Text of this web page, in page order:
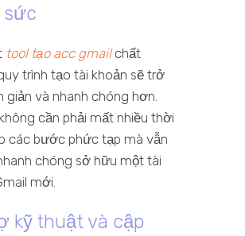
sức
tool tạo acc gmailchất
trình tạo tài khoản sẽ trở
giản và nhanh chóng hơn.
cần phải mất nhiều thời
các bước phức tạp mà vẫn
chóng sở hữu một tài
mới.
kỹ thuật và cập